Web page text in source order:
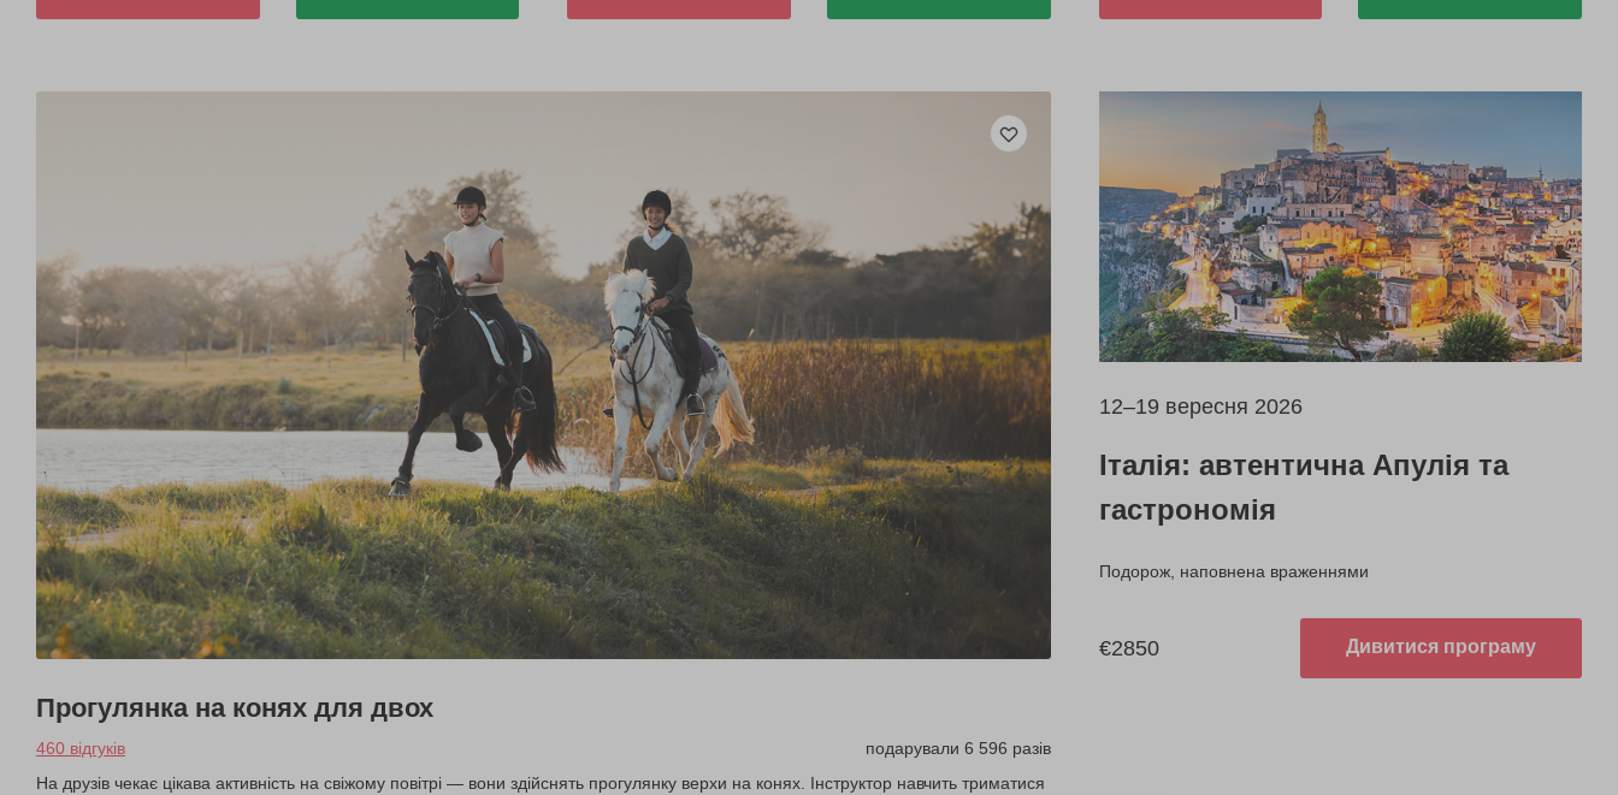
Прогулянка на конях для двох
460 відгуків
подарували 6 596 разів
На друзів чекає цікава активність на свіжому повітрі — вони здійснять прогулянку верхи на конях. Інструктор навчить триматися
12–19 вересня 2026
Італія: автентична Апулія та
гастрономія
Подорож, наповнена враженнями
€2850 Дивитися програму